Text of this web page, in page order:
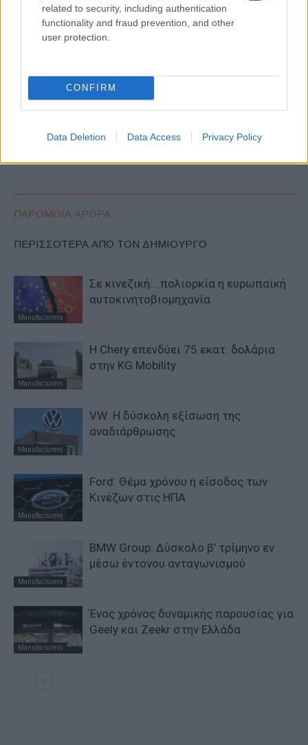
related to security, including authentication
functionality and fraud prevention, and other
user protection.
CONFIRM
Data Deletion Data Access Privacy Policy
Προηγούμενο άρθρο
πρόγραμμα 3-4-5-6
Επόμενο άρθρο
το Volvo Environment Prize
ΠΑΡΟΜΟΙΑ ΑΡΘΡΑ
ΠΕΡΙΣΣΟΤΕΡΑ ΑΠΟ ΤΟΝ ΔΗΜΙΟΥΡΓΟ
Manufacturers
Σε κινεζική… πολιορκία η ευρωπαϊκή
αυτοκινητοβιομηχανία
Manufacturers
Η Chery επενδύει 75 εκατ. δολάρια
στην KG Mobility
Manufacturers
VW: Η δύσκολη εξίσωση της
αναδιάρθρωσης
Manufacturers
Ford: Θέμα χρόνου η είσοδος των
Κινέζων στις ΗΠΑ
Manufacturers
BMW Group: Δύσκολο β’ τρίμηνο εν
μέσω έντονου ανταγωνισμού
Manufacturers
Ένας χρόνος δυναμικής παρουσίας για
Geely και Zeekr στην Ελλάδα